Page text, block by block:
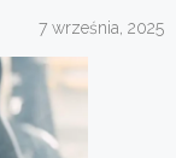
7 września, 2025